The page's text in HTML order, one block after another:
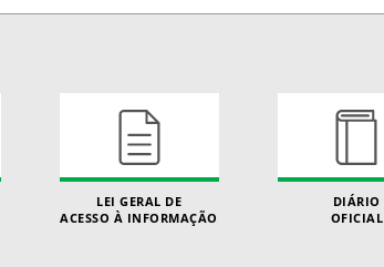
LEI GERAL DE
ACESSO À INFORMAÇÃO
DIÁRIO
OFICIAL